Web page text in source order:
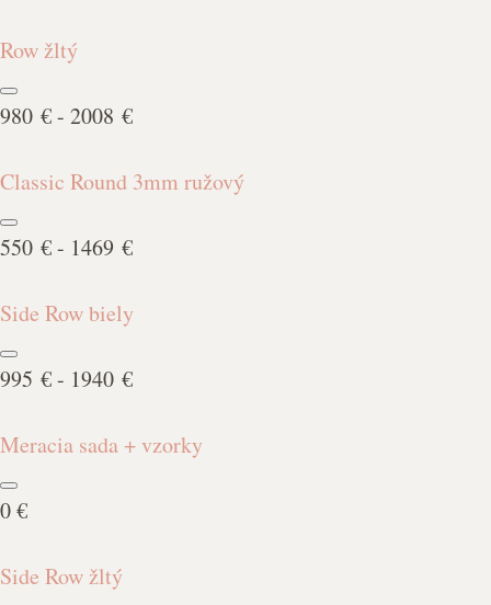
Row žltý
980 € - 2008 €
Classic Round 3mm ružový
550 € - 1469 €
Side Row biely
995 € - 1940 €
Meracia sada + vzorky
0 €
Side Row žltý